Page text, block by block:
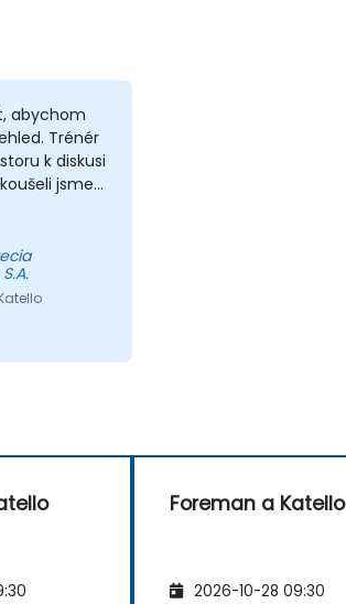
abychom
Trénér
k diskusi
jsme
mohly
přímo v
Foreman a Katello
2026-10-28 09:30